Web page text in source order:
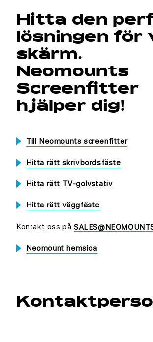
Hitta den
lösningen för
skärm.
Neomounts
Screenfitter
hjälper dig!
Till Neomounts screenfitter
Hitta rätt skrivbordsfäste
Hitta rätt TV-golvstativ
Hitta rätt väggfäste
Kontakt oss på
Neomount hemsida